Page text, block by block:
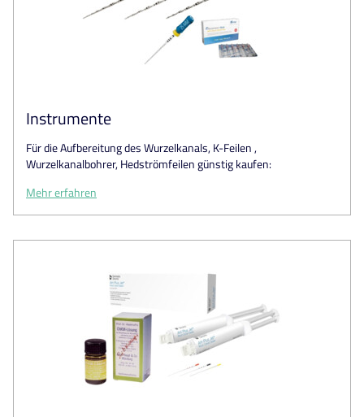
Instrumente
Für die Aufbereitung des Wurzelkanals, K-Feilen ,
Wurzelkanalbohrer, Hedströmfeilen günstig kaufen:
Mehr erfahren